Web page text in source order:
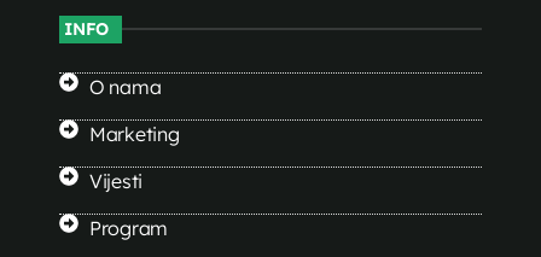
INFO
O nama
Marketing
Vijesti
Program